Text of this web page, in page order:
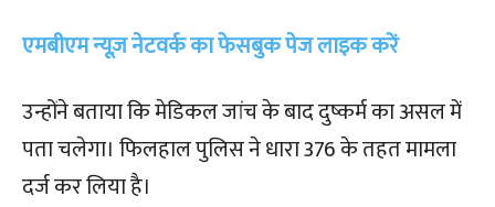
एमबीएम न्यूज़ नेटवर्क का फेसबुक पेज लाइक करें
उन्होंने बताया कि मेडिकल जांच के बाद दुष्कर्म का असल में
पता चलेगा। फिलहाल पुलिस ने धारा 376 के तहत मामला
दर्ज कर लिया है।